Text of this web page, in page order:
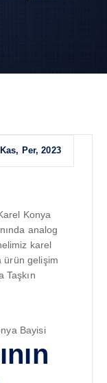
Kas, Per, 2023
Konya
analog
karel
ürün gelişim
Taşkın
Bayisi